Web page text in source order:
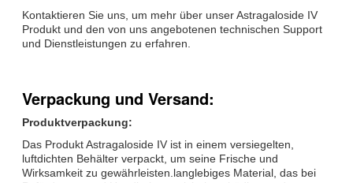
Kontaktieren Sie uns, um mehr über unser Astragaloside IV
Produkt und den von uns angebotenen technischen Support
und Dienstleistungen zu erfahren.
Verpackung und Versand:
Produktverpackung:
Das Produkt Astragaloside IV ist in einem versiegelten,
luftdichten Behälter verpackt, um seine Frische und
Wirksamkeit zu gewährleisten.langlebiges Material, das bei